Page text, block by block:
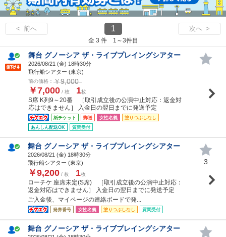
< 前へ 1 次へ >
全 3 件 1～3件目
舞台 グノーシア ザ・ライブプレイングシアター
2026/08/21 (金) 18時30分
飛行船シアター (東京)
前の価格： ￥9,000
￥7,000 / 枚 1枚
S席 K列9～20番 ［取引成立後の公演中止対応：返金対
応はできません］ 入金日の翌日までに発送予定
紙チケット 郵送 女性名義
塗りつぶしなし
あんしん配送OK
質問受付
舞台 グノーシア ザ・ライブプレイングシアター
2026/08/21 (金) 18時30分
飛行船シアター (東京)
￥9,200 / 枚 1枚
ローチケ 座席未定(S席) ［取引成立後の公演中止対応：
返金対応はできません］ 入金日の翌日までに発送予定
ご入金後、マイページの連絡ボードで発...
発券番号 女性名義 塗りつぶしなし 質問受付
3
舞台 グノーシア ザ・ライブプレイングシアター